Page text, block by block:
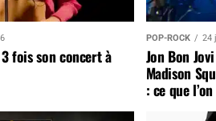
fois son concert à
POP-ROCK 24
Jon Bon
Madison
: ce que